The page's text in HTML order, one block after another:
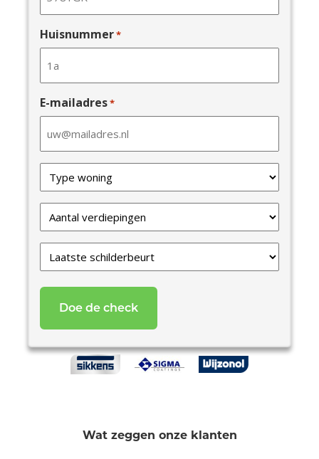
Huisnummer*
E-mailadres*
van
uw
woning
*
Verdiepingen
schilderbeurt
Wat zeggen onze klanten